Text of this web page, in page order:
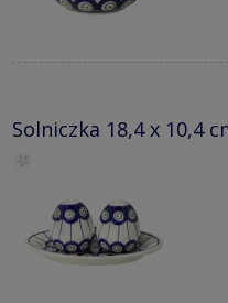
Solniczka 18,4 x 10,4